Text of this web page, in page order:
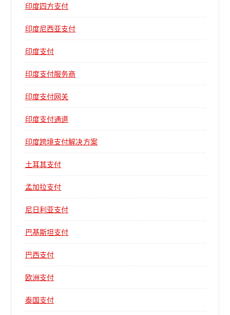
印度四方支付
印度尼西亚支付
印度支付
印度支付服务商
印度支付网关
印度支付通道
印度跨境支付解决方案
土耳其支付
孟加拉支付
尼日利亚支付
巴基斯坦支付
巴西支付
欧洲支付
泰国支付